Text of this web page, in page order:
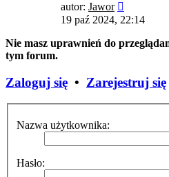
autor: Jawor
najnowszy
19 paź 2024, 22:14
Nie masz uprawnień do
tym forum.
Zaloguj się • Zarejestruj się
Nazwa użytkownika:
Hasło: